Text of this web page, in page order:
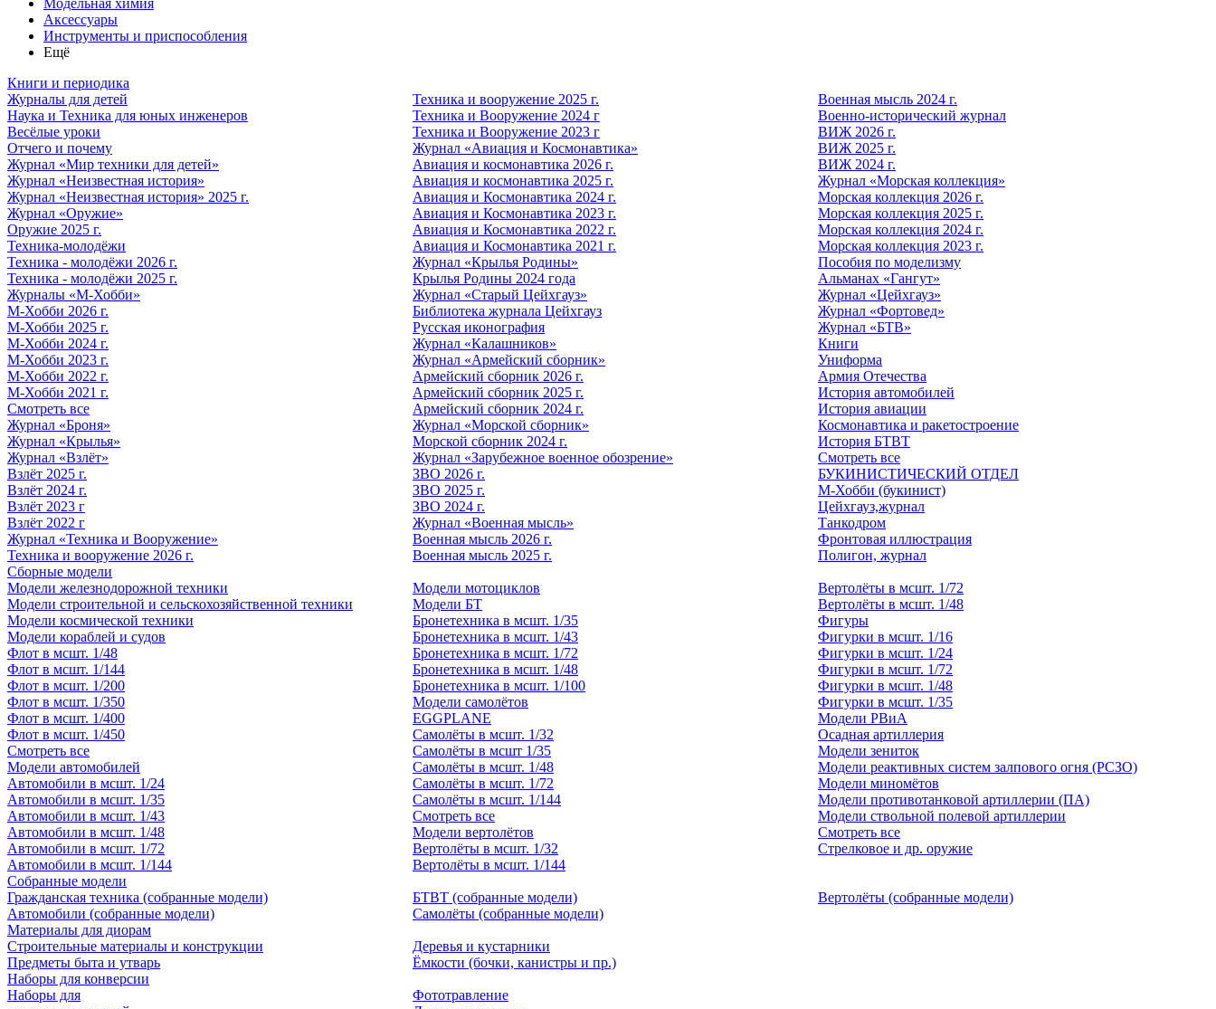
Модельная химия
Аксессуары
Инструменты и приспособления
Ещё
Книги и периодика
Журналы для детей
Наука и Техника для юных инженеров
Весёлые уроки
Отчего и почему
Журнал «Мир техники для детей»
Журнал «Неизвестная история»
Журнал «Неизвестная история» 2025 г.
Журнал «Оружие»
Оружие 2025 г.
Техника-молодёжи
Техника - молодёжи 2026 г.
Техника - молодёжи 2025 г.
Журналы «М-Хобби»
М-Хобби 2026 г.
М-Хобби 2025 г.
М-Хобби 2024 г.
М-Хобби 2023 г.
М-Хобби 2022 г.
М-Хобби 2021 г.
Смотреть все
Журнал «Броня»
Журнал «Крылья»
Журнал «Взлёт»
Взлёт 2025 г.
Взлёт 2024 г.
Взлёт 2023 г
Взлёт 2022 г
Журнал «Техника и Вооружение»
Техника и вооружение 2026 г.
Техника и вооружение 2025 г.
Техника и Вооружение 2024 г
Техника и Вооружение 2023 г
Журнал «Авиация и Космонавтика»
Авиация и космонавтика 2026 г.
Авиация и космонавтика 2025 г.
Авиация и Космонавтика 2024 г.
Авиация и Космонавтика 2023 г.
Авиация и Космонавтика 2022 г.
Авиация и Космонавтика 2021 г.
Журнал «Крылья Родины»
Крылья Родины 2024 года
Журнал «Старый Цейхгауз»
Библиотека журнала Цейхгауз
Русская иконография
Журнал «Калашников»
Журнал «Армейский сборник»
Армейский сборник 2026 г.
Армейский сборник 2025 г.
Армейский сборник 2024 г.
Журнал «Морской сборник»
Морской сборник 2024 г.
Журнал «Зарубежное военное обозрение»
ЗВО 2026 г.
ЗВО 2025 г.
ЗВО 2024 г.
Журнал «Военная мысль»
Военная мысль 2026 г.
Военная мысль 2025 г.
Военная мысль 2024 г.
Военно-исторический журнал
ВИЖ 2026 г.
ВИЖ 2025 г.
ВИЖ 2024 г.
Журнал «Морская коллекция»
Морская коллекция 2026 г.
Морская коллекция 2025 г.
Морская коллекция 2024 г.
Морская коллекция 2023 г.
Пособия по моделизму
Альманах «Гангут»
Журнал «Цейхгауз»
Журнал «Фортовед»
Журнал «БТВ»
Книги
Униформа
Армия Отечества
История автомобилей
История авиации
Космонавтика и ракетостроение
История БТВТ
Смотреть все
БУКИНИСТИЧЕСКИЙ ОТДЕЛ
М-Хобби (букинист)
Цейхгауз,журнал
Танкодром
Фронтовая иллюстрация
Полигон, журнал
Сборные модели
Модели железнодорожной техники
Модели строительной и сельскохозяйственной техники
Модели космической техники
Модели кораблей и судов
Флот в мсшт. 1/48
Флот в мсшт. 1/144
Флот в мсшт. 1/200
Флот в мсшт. 1/350
Флот в мсшт. 1/400
Флот в мсшт. 1/450
Смотреть все
Модели автомобилей
Автомобили в мсшт. 1/24
Автомобили в мсшт. 1/35
Автомобили в мсшт. 1/43
Автомобили в мсшт. 1/48
Автомобили в мсшт. 1/72
Автомобили в мсшт. 1/144
Модели мотоциклов
Модели БТ
Бронетехника в мсшт. 1/35
Бронетехника в мсшт. 1/43
Бронетехника в мсшт. 1/72
Бронетехника в мсшт. 1/48
Бронетехника в мсшт. 1/100
Модели самолётов
EGGPLANE
Самолёты в мсшт. 1/32
Самолёты в мсшт 1/35
Самолёты в мсшт. 1/48
Самолёты в мсшт. 1/72
Самолёты в мсшт. 1/144
Смотреть все
Модели вертолётов
Вертолёты в мсшт. 1/32
Вертолёты в мсшт. 1/144
Вертолёты в мсшт. 1/72
Вертолёты в мсшт. 1/48
Фигуры
Фигурки в мсшт. 1/16
Фигурки в мсшт. 1/24
Фигурки в мсшт. 1/72
Фигурки в мсшт. 1/48
Фигурки в мсшт. 1/35
Модели РВиА
Осадная артиллерия
Модели зениток
Модели реактивных систем залпового огня (РСЗО)
Модели миномётов
Модели противотанковой артиллерии (ПА)
Модели ствольной полевой артиллерии
Смотреть все
Стрелковое и др. оружие
Собранные модели
Гражданская техника (собранные модели)
Автомобили (собранные модели)
БТВТ (собранные модели)
Самолёты (собранные модели)
Вертолёты (собранные модели)
Материалы для диорам
Строительные материалы и конструкции
Предметы быта и утварь
Деревья и кустарники
Ёмкости (бочки, канистры и пр.)
Наборы для конверсии
Наборы для
Фототравление